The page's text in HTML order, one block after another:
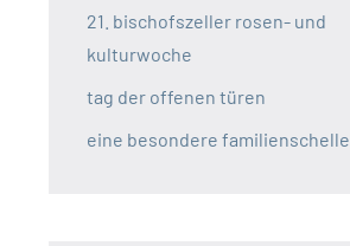
21. bischofszeller rosen- und
kulturwoche
tag der offenen türen
eine besondere familienschelle